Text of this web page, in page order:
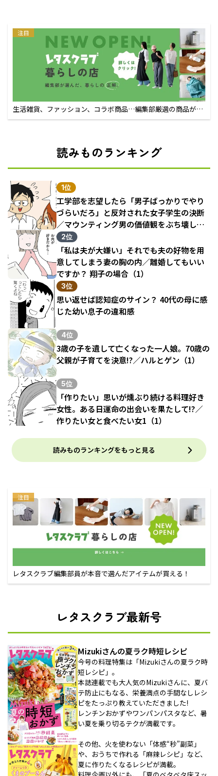
注目
生活雑貨、ファッション、コラボ商品…編集部厳選の商品が買
えるECサイト
読みものランキング
1位
工学部を志望したら「男子ばっかりでやり
づらいだろ」と反対された女子学生の決断
／マウンティング男の価値観をぶち壊した
結果（1）
2位
「私は夫が大嫌い」それでも夫の好物を用
意してしまう妻の胸の内／離婚してもいい
ですか？ 翔子の場合（1）
3位
思い返せば認知症のサイン？ 40代の母に感
じた幼い息子の違和感
4位
3歳の子を遺して亡くなった一人娘。70歳の
父親が子育てを決意!?／ハルとゲン（1）
5位
「作りたい」思いが燻ぶり続ける料理好き
女性。ある日運命の出会いを果たして!?／
作りたい女と食べたい女1（1）
読みものランキングをもっと見る
注目
レタスクラブ編集部員が本音で選んだアイテムが買える！
レタスクラブ最新号
Mizukiさんの夏ラク時短レシピ
今号の料理特集は「Mizukiさんの夏ラク時
短レシピ」。
本誌連載でも大人気のMizukiさんに、夏バ
テ防止にもなる、栄養満点の手間なしレシ
ピをたっぷり教えていただきました!
レンチンおかずやワンパンパスタなど、暑
い夏を乗り切るテクが満載です。
その他、火を使わない「体感“秒”副菜」
や、おうちで作れる「麻辣レシピ」など、
夏に作りたくなるレシピが満載。